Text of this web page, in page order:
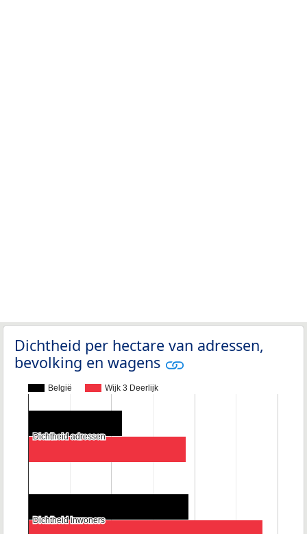
Dichtheid per hectare van adressen,
bevolking en wagens
België Wijk 3 Deerlijk
Dichtheid adressen
Dichtheid adressen
Dichtheid inwoners
Dichtheid inwoners